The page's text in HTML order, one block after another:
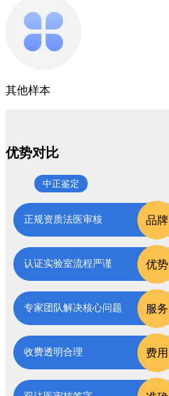
其他样本
优势对比
中正鉴定
正规资质法医审核 品牌
认证实验室流程严谨 优势
专家团队解决核心问题 服务
收费透明合理 费用